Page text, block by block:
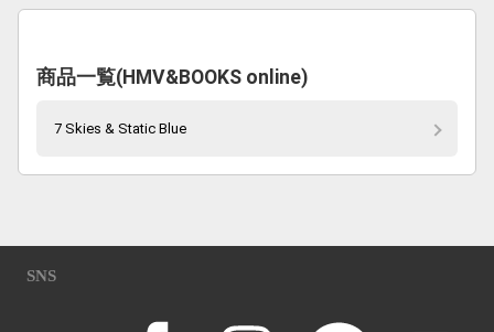
商品一覧(HMV&BOOKS online)
7 Skies & Static Blue
SNS